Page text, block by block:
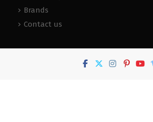
Brands
Contact us